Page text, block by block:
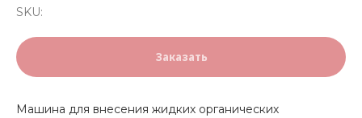
SKU:
Заказать
Машина для внесения жидких органических